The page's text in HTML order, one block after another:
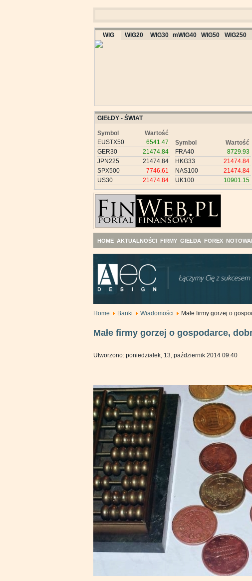
WIG WIG20 WIG30 mWIG40 WIG50 WIG250
GIEŁDY - ŚWIAT
Symbol
Wartość
EUSTX50
6541.47
GER30
21474.84
JPN225
21474.84
SPX500
7746.61
US30
21474.84
Symbol
Wartość
FRA40
8729.93
HKG33
21474.84
NAS100
21474.84
UK100
10901.15
HOME AKTUALNOŚCI FIRMY GIEŁDA FOREX
Home Banki Wiadomości Małe firmy gorzej o
Małe firmy gorzej o gospodarce,
Utworzono: poniedziałek, 13, październik 2014 09:40